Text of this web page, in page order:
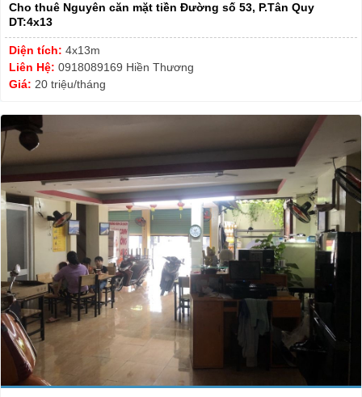
Cho thuê Nguyên căn mặt tiền Đường số 53, P.Tân Quy
DT:4x13
Diện tích: 4x13m
Liên Hệ: 0918089169 Hiền Thương
Giá: 20 triệu/tháng